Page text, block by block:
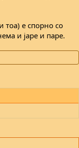
тоа) е спорно со
и јаре и паре.